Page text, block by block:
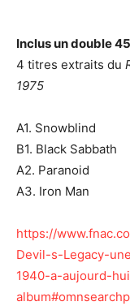
Inclus un double
4 titres extraits du
1975
A1. Snowblind
B1. Black Sabbath
A2. Paranoid
A3. Iron Man
https://
Devil-s-Legacy-
1940-a-aujourd-